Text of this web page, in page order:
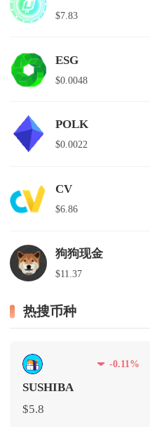
$7.83
ESG
$0.0048
POLK
$0.0022
CV
$6.86
狗狗现金
$11.37
热搜币种
-0.11%
SUSHIBA
$5.8